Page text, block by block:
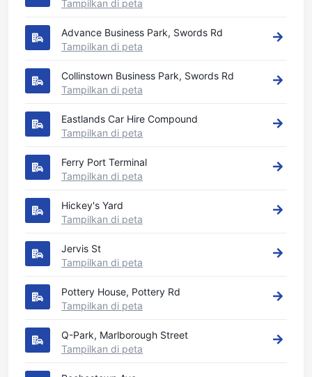
Tampilkan di peta
Advance Business Park, Swords Rd
Tampilkan di peta
Collinstown Business Park, Swords Rd
Tampilkan di peta
Eastlands Car Hire Compound
Tampilkan di peta
Ferry Port Terminal
Tampilkan di peta
Hickey's Yard
Tampilkan di peta
Jervis St
Tampilkan di peta
Pottery House, Pottery Rd
Tampilkan di peta
Q-Park, Marlborough Street
Tampilkan di peta